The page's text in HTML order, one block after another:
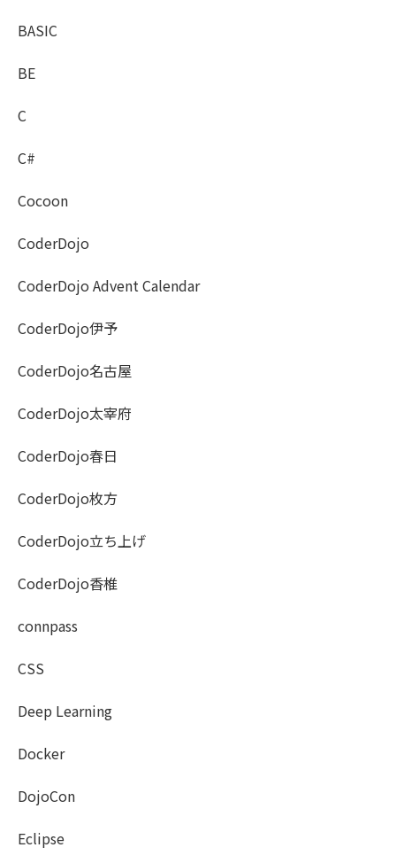
BASIC
BE
C
C#
Cocoon
CoderDojo
CoderDojo Advent Calendar
CoderDojo伊予
CoderDojo名古屋
CoderDojo太宰府
CoderDojo春日
CoderDojo枚方
CoderDojo立ち上げ
CoderDojo香椎
connpass
CSS
Deep Learning
Docker
DojoCon
Eclipse